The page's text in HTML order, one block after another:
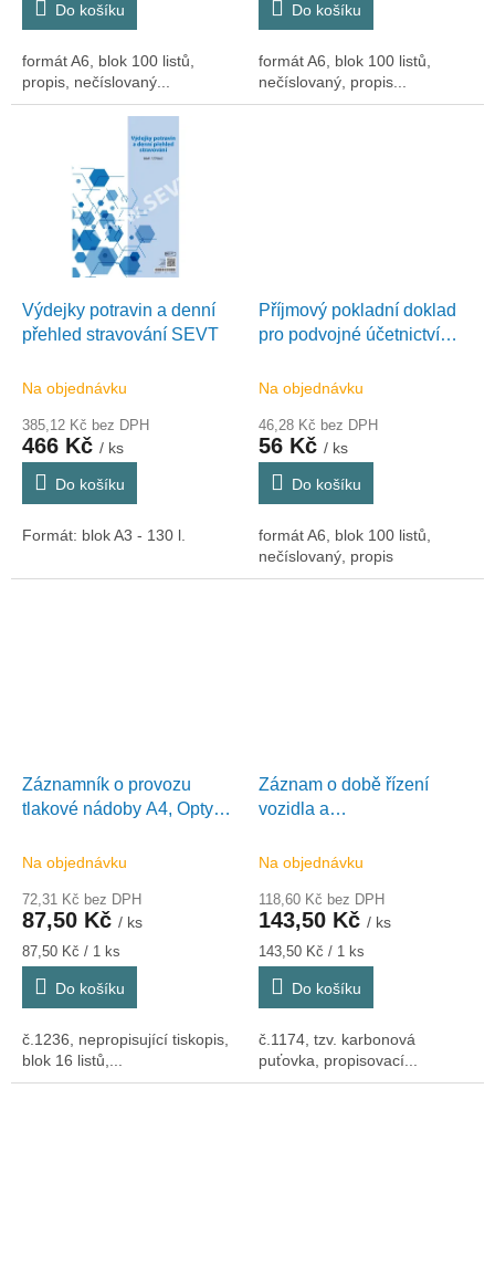
Do košíku
formát A6, blok 100 listů,
propis, nečíslovaný...
Do košíku
formát A6, blok 100 listů,
nečíslovaný, propis...
Výdejky potravin a denní
přehled stravování SEVT
Na objednávku
385,12 Kč bez DPH
466 Kč / ks
Do košíku
Formát: blok A3 - 130 l.
Příjmový pokladní doklad
pro podvojné účetnictví
Na objednávku
46,28 Kč bez DPH
56 Kč / ks
Do košíku
formát A6, blok 100 listů,
nečíslovaný, propis
Záznamník o provozu
tlakové nádoby A4, Optys
Na objednávku
72,31 Kč bez DPH
87,50 Kč / ks
Měrná
cena:
87,50 Kč / 1 ks
Do košíku
č.1236, nepropisující tiskopis,
blok 16 listů,...
Záznam o době řízení
vozidla a
Karbon A4, 100 listů, Optys
Na objednávku
118,60 Kč bez DPH
143,50 Kč / ks
Měrná
cena:
143,50 Kč / 1 ks
Do košíku
č.1174, tzv. karbonová
puťovka, propisovací...